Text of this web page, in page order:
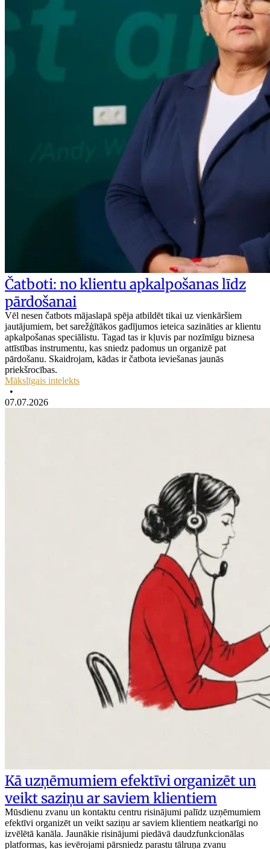
Čatboti: no klientu apkalpošanas līdz
pārdošanai
Vēl nesen čatbots mājaslapā spēja atbildēt tikai uz vienkāršiem
jautājumiem, bet sarežģītākos gadījumos ieteica sazināties ar klientu
apkalpošanas speciālistu. Tagad tas ir kļuvis par nozīmīgu biznesa
attīstības instrumentu, kas sniedz padomus un organizē pat
pārdošanu. Skaidrojam, kādas ir čatbota ieviešanas jaunās
priekšrocības.
Mākslīgais intelekts
•
07.07.2026
Kā uzņēmumiem efektīvi organizēt un
veikt saziņu ar saviem klientiem
Mūsdienu zvanu un kontaktu centru risinājumi palīdz uzņēmumiem
efektīvi organizēt un veikt saziņu ar saviem klientiem neatkarīgi no
izvēlētā kanāla. Jaunākie risinājumi piedāvā daudzfunkcionālas
platformas, kas ievērojami pārsniedz parastu tālruņa zvanu